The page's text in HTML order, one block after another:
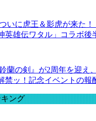
いに虎王＆影虎が来た！
英雄伝ワタル」コラボ後
蘭の剣』が2周年を迎え
禁ッ！記念イベントの報
ング